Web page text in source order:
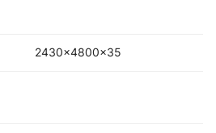
2430x4800x35